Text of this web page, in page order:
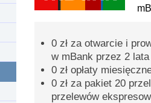
0 zł za otwarcie i
w mBank przez 2 lata
0 zł opłaty
0 zł za pakiet 20
przelewów